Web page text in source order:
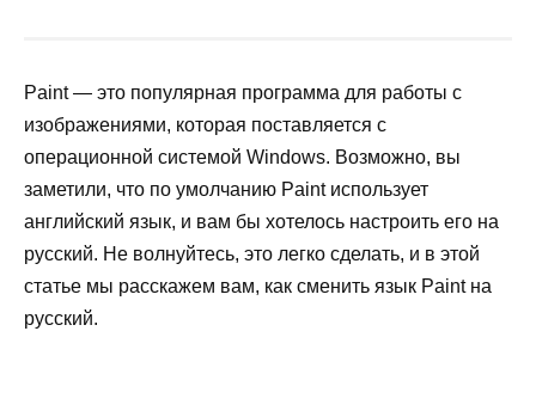
Paint — это популярная программа для работы с
изображениями, которая поставляется с
операционной системой Windows. Возможно, вы
заметили, что по умолчанию Paint использует
английский язык, и вам бы хотелось настроить его на
русский. Не волнуйтесь, это легко сделать, и в этой
статье мы расскажем вам, как сменить язык Paint на
русский.